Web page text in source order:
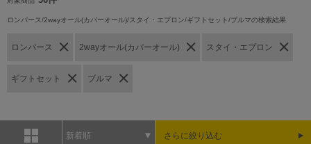
ロンパース/2wayオール(カバーオール)/スタイ・エプロン/ギフトセット/ブルマの検索結果
ロンパース 2wayオール(カバーオール) スタイ・エプロン
ギフトセット ブルマ
新着順 さらに絞り込む